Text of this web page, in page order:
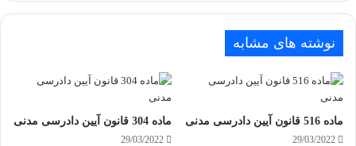
نوشته های مشابه
ماده 516 قانون آیین دادرسی مدنی
29/03/2022
ماده 304 قانون آیین دادرسی مدنی
29/03/2022